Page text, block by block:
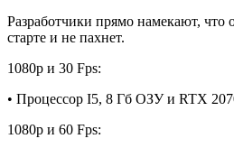
Разработчики прямо намекают, что
старте и не пахнет.
1080p и 30 Fps:
• Процессор I5, 8 Гб ОЗУ и RTX
1080p и 60 Fps: